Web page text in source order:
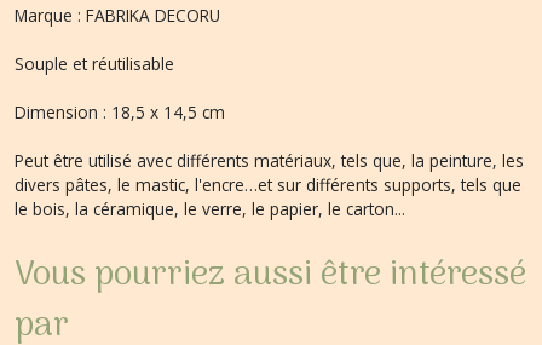
Marque : FABRIKA DECORU
Souple et réutilisable
Dimension : 18,5 x 14,5 cm
Peut être utilisé avec différents matériaux, tels que, la peinture, les
divers pâtes, le mastic, l'encre…et sur différents supports, tels que
le bois, la céramique, le verre, le papier, le carton...
Vous pourriez aussi être intéressé
par